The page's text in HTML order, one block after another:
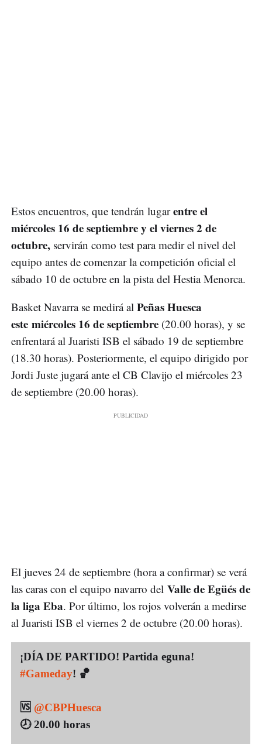
Estos encuentros, que tendrán lugarentre el
miércoles 16 de septiembre y el viernes 2 de
octubre, servirán como test para medir el nivel del
equipo antes de comenzar la competición oficial el
sábado 10 de octubre en la pista del Hestia Menorca.
Basket Navarra se medirá al Peñas Huesca
este miércoles 16 de septiembre (20.00 horas), y se
enfrentará al Juaristi ISB el sábado 19 de septiembre
(18.30 horas). Posteriormente, el equipo dirigido por
Jordi Juste jugará ante el CB Clavijo el miércoles 23
de septiembre (20.00 horas).
El jueves 24 de septiembre (hora a confirmar) se verá
las caras con el equipo navarro del Valle de Egüés de
la liga Eba. Por último, los rojos volverán a medirse
al Juaristi ISB el viernes 2 de octubre (20.00 horas).
¡DÍA DE PARTIDO! Partida eguna!
#Gameday! 🏀
🆚 @CBPHuesca
🕗 20.00 horas